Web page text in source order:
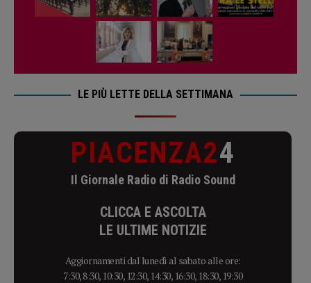
LE PIÙ LETTE DELLA SETTIMANA
PIACENZA24
Il Giornale Radio di Radio Sound
CLICCA E ASCOLTA
LE ULTIME NOTIZIE
Aggiornamenti dal lunedì al sabato alle ore:
7:30, 8:30, 10:30, 12:30, 14:30, 16:30, 18:30, 19:30